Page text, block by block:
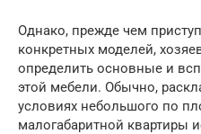
Однако, прежде чем
конкретных моделей,
определить основные и
этой мебели. Обычно,
условиях небольшого по
малогабаритной квартиры